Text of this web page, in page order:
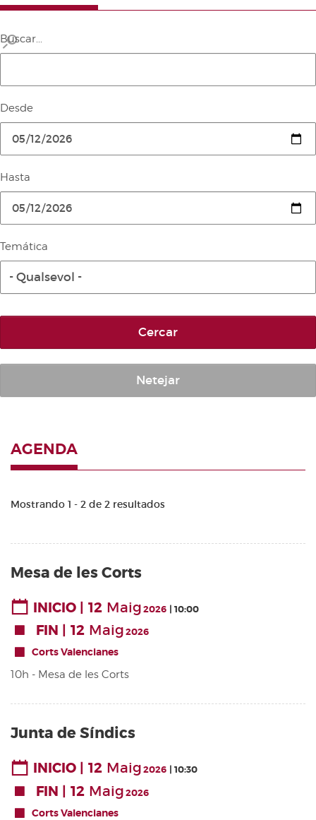
Buscar...
Desde
Hasta
Temática
- Qualsevol -
Cercar
Netejar
AGENDA
Mostrando 1 - 2 de 2 resultados
Mesa de les Corts
INICIO 12 Maig2026 10:00
FIN 12 Maig2026
Corts Valencianes
10h - Mesa de les Corts
Junta de Síndics
INICIO 12 Maig2026 10:30
FIN 12 Maig2026
Corts Valencianes